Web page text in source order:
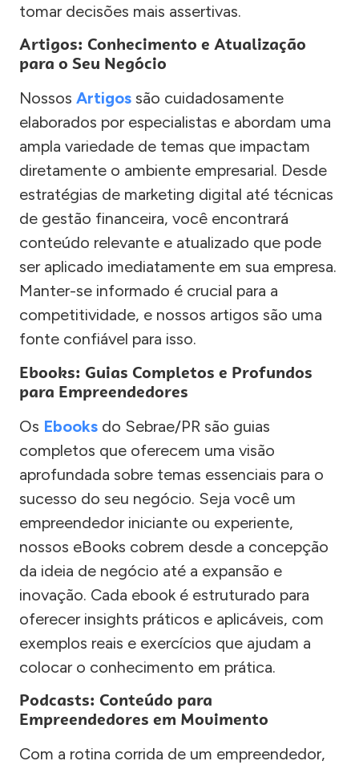
tomar decisões mais assertivas.
Artigos: Conhecimento e Atualização
para o Seu Negócio
Nossos Artigos são cuidadosamente
elaborados por especialistas e abordam uma
ampla variedade de temas que impactam
diretamente o ambiente empresarial. Desde
estratégias de marketing digital até técnicas
de gestão financeira, você encontrará
conteúdo relevante e atualizado que pode
ser aplicado imediatamente em sua empresa.
Manter-se informado é crucial para a
competitividade, e nossos artigos são uma
fonte confiável para isso.
Ebooks: Guias Completos e Profundos
para Empreendedores
Os Ebooks do Sebrae/PR são guias
completos que oferecem uma visão
aprofundada sobre temas essenciais para o
sucesso do seu negócio. Seja você um
empreendedor iniciante ou experiente,
nossos eBooks cobrem desde a concepção
da ideia de negócio até a expansão e
inovação. Cada ebook é estruturado para
oferecer insights práticos e aplicáveis, com
exemplos reais e exercícios que ajudam a
colocar o conhecimento em prática.
Podcasts: Conteúdo para
Empreendedores em Movimento
Com a rotina corrida de um empreendedor,